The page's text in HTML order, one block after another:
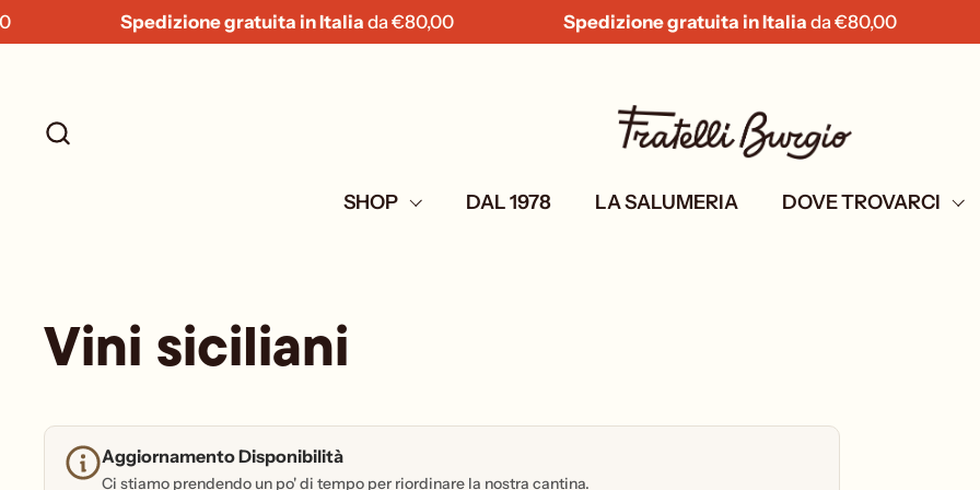
Passa ai contenuti
Spedizione gratuita in Italiada€80,00 Spedizione gratuita in Italiada€80,00
SHOP DAL 1978 LA SALUMERIA DOVE TROVARCI
Vini siciliani
Aggiornamento Disponibilità
Ci stiamo prendendo un po' di tempo per riordinare la nostra cantina.